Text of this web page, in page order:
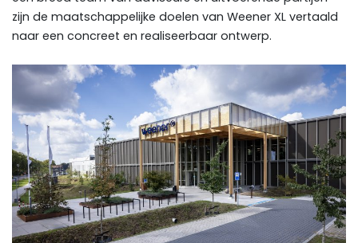
zijn de maatschappelijke doelen van Weener XL vertaald
naar een concreet en realiseerbaar ontwerp.